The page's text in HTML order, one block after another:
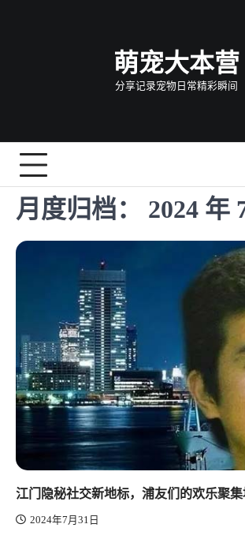
萌宠大本营
分享记录宠物日常精彩瞬间
月度归档： 2024 年
江门隐秘社交新地标，浦友们的欢乐聚
2024年7月31日